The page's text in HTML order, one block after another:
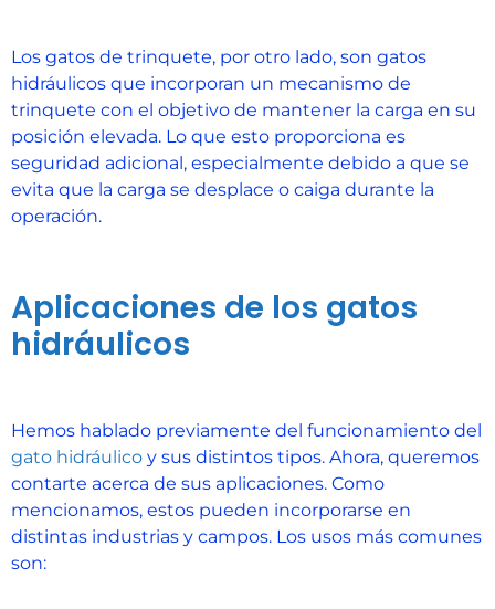
Los gatos de trinquete, por otro lado, son gatos
hidráulicos que incorporan un mecanismo de
trinquete con el objetivo de mantener la carga en su
posición elevada. Lo que esto proporciona es
seguridad adicional, especialmente debido a que se
evita que la carga se desplace o caiga durante la
operación.
Aplicaciones de los gatos
hidráulicos
Hemos hablado previamente del funcionamiento del
gato hidráulico y sus distintos tipos. Ahora, queremos
contarte acerca de sus aplicaciones. Como
mencionamos, estos pueden incorporarse en
distintas industrias y campos. Los usos más comunes
son: